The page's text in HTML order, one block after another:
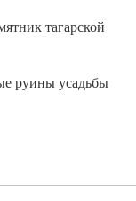
тагарской
руины усадьбы